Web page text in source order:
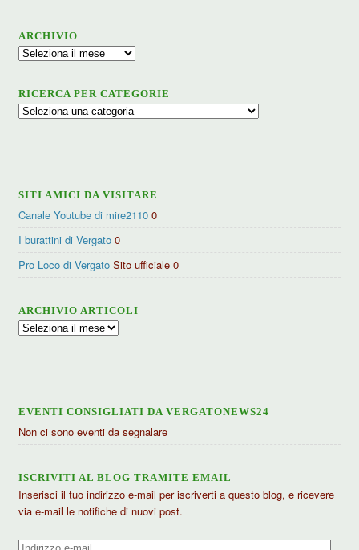
ARCHIVIO
Archivio
RICERCA PER CATEGORIE
Ricerca
SITI AMICI DA VISITARE
Canale Youtube di mire2110 0
I burattini di Vergato 0
Pro Loco di Vergato Sito ufficiale 0
ARCHIVIO ARTICOLI
Archivio
EVENTI CONSIGLIATI DA VERGATONEWS24
Non ci sono eventi da segnalare
ISCRIVITI AL BLOG TRAMITE EMAIL
Inserisci il tuo indirizzo e-mail per iscriverti a questo blog, e ricevere
via e-mail le notifiche di nuovi post.
Indirizzo